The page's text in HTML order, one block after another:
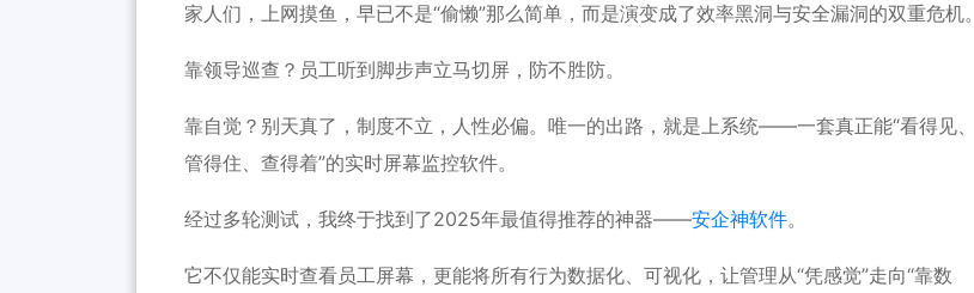
家人们，上网摸鱼，早已不是“偷懒”那么简单，而是演变成了效率黑洞与安全漏洞的双重危机。
靠领导巡查？员工听到脚步声立马切屏，防不胜防。
靠自觉？别天真了，制度不立，人性必偏。唯一的出路，就是上系统——一套真正能“看得见、
管得住、查得着”的实时屏幕监控软件。
经过多轮测试，我终于找到了2025年最值得推荐的神器——安企神软件。
它不仅能实时查看员工屏幕，更能将所有行为数据化、可视化，让管理从“凭感觉”走向“靠数